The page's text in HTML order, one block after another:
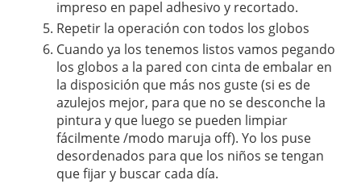
impreso en papel adhesivo y recortado.
Repetir la operación con todos los globos
Cuando ya los tenemos listos vamos pegando
los globos a la pared con cinta de embalar en
la disposición que más nos guste (si es de
azulejos mejor, para que no se desconche la
pintura y que luego se pueden limpiar
fácilmente /modo maruja off). Yo los puse
desordenados para que los niños se tengan
que fijar y buscar cada día.